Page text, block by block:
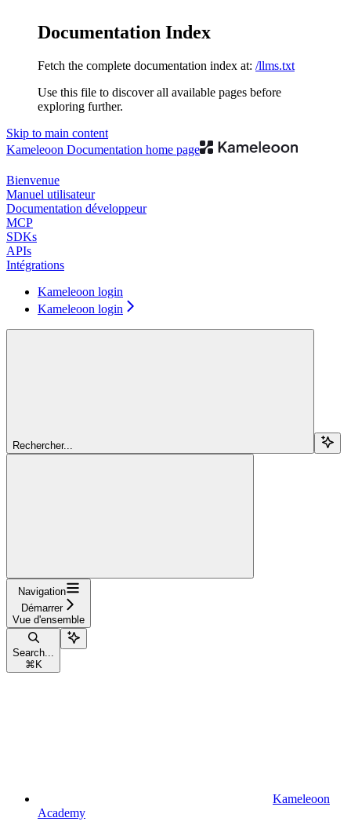
Documentation Index
Fetch the complete documentation index at: /llms.txt
Use this file to discover all available pages before
exploring further.
Skip to main content
Kameleoon Documentation home page
Bienvenue
Manuel utilisateur
Documentation développeur
MCP
SDKs
APIs
Intégrations
Kameleoon login
Kameleoon login
Rechercher...
Navigation
Démarrer
Vue d'ensemble
Search...
⌘ K
Kameleoon
Academy